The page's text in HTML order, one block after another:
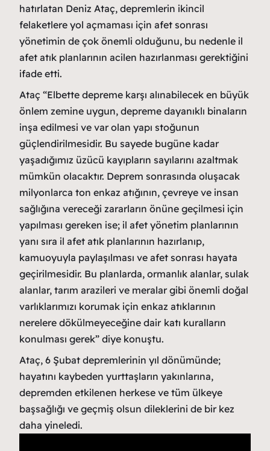
hatırlatan Deniz Ataç, depremlerin ikincil
felaketlere yol açmaması için afet sonrası
yönetimin de çok önemli olduğunu, bu nedenle il
afet atık planlarının acilen hazırlanması gerektiğini
ifade etti.
Ataç “Elbette depreme karşı alınabilecek en büyük
önlem zemine uygun, depreme dayanıklı binaların
inşa edilmesi ve var olan yapı stoğunun
güçlendirilmesidir. Bu sayede bugüne kadar
yaşadığımız üzücü kayıpların sayılarını azaltmak
mümkün olacaktır. Deprem sonrasında oluşacak
milyonlarca ton enkaz atığının, çevreye ve insan
sağlığına vereceği zararların önüne geçilmesi için
yapılması gereken ise; il afet yönetim planlarının
yanı sıra il afet atık planlarının hazırlanıp,
kamuoyuyla paylaşılması ve afet sonrası hayata
geçirilmesidir. Bu planlarda, ormanlık alanlar, sulak
alanlar, tarım arazileri ve meralar gibi önemli doğal
varlıklarımızı korumak için enkaz atıklarının
nerelere dökülmeyeceğine dair katı kuralların
konulması gerek” diye konuştu.
Ataç, 6 Şubat depremlerinin yıl dönümünde;
hayatını kaybeden yurttaşların yakınlarına,
depremden etkilenen herkese ve tüm ülkeye
başsağlığı ve geçmiş olsun dileklerini de bir kez
daha yineledi.